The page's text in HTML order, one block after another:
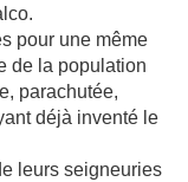
pour une même
de la population
parachutée,
déjà inventé le
leurs seigneuries